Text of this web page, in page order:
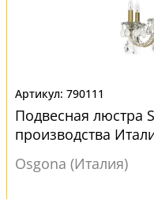
790111
Подвесная люстра
производства
Osgona (Италия)